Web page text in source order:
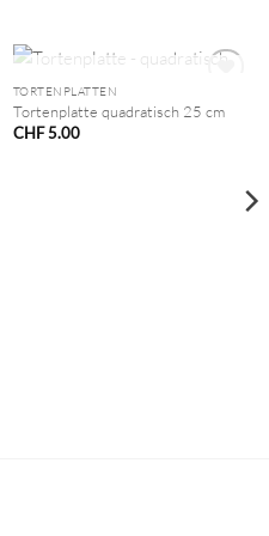
NICHT VORRÄTIG
TORTENPLATTEN
Tortenplatte quadratisch 25 cm
CHF5.00